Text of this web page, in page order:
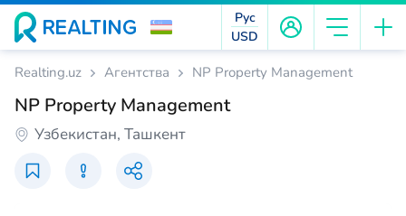
Рус
USD
Realting.uz Агентства NP Property Management
NP Property Management
Узбекистан, Ташкент